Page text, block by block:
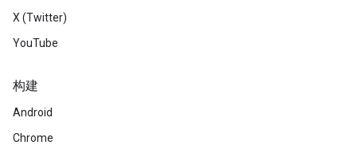
X (Twitter)
YouTube
构建
Android
Chrome